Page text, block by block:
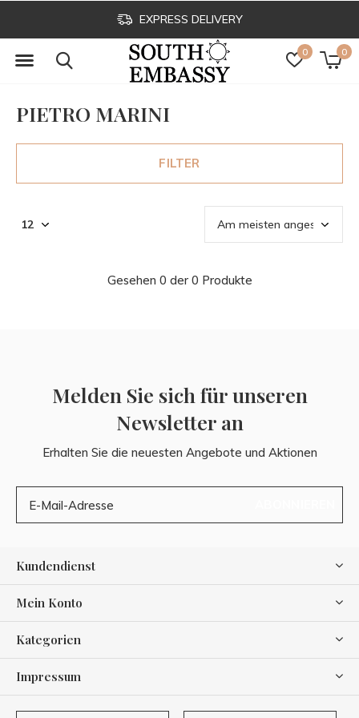
0 0
EXPRESS DELIVERY
PIETRO MARINI
FILTER
Gesehen 0 der 0 Produkte
Melden Sie sich für unseren
Newsletter an
Erhalten Sie die neuesten Angebote und Aktionen
Kundendienst
Mein Konto
Kategorien
Impressum